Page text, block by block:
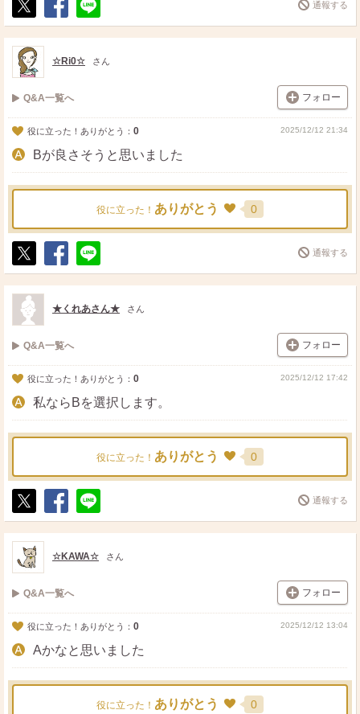
ポ
ス
ト
シ
ェ
送
る
通報する
☆Ri0☆ さん
Q&A一覧へ フォロー
役に立った！ありがとう： 0 2025/12/12 21:34
Bが良さそうと思いました
役に立った！ ありがとう 0
ポ
ス
ト
シ
ェ
送
る
通報する
★くれあさん★ さん
Q&A一覧へ フォロー
役に立った！ありがとう： 0 2025/12/12 17:42
私ならBを選択します。
役に立った！ ありがとう 0
ポ
ス
ト
シ
ェ
送
る
通報する
☆KAWA☆ さん
Q&A一覧へ フォロー
役に立った！ありがとう： 0 2025/12/12 13:04
Aかなと思いました
役に立った！ ありがとう 0